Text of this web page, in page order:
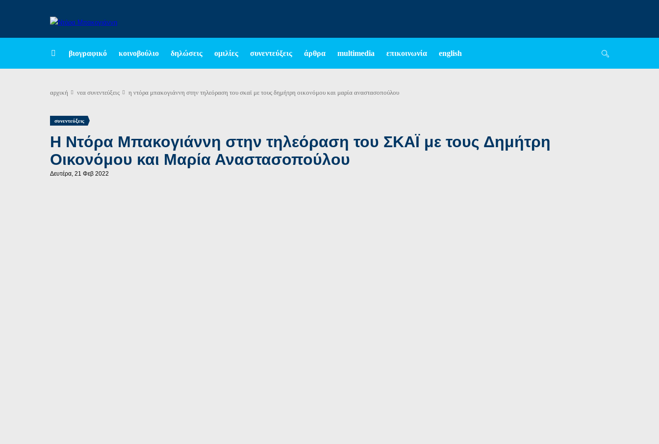
βιογραφικό κοινοβούλιο δηλώσεις ομιλίες συνεντεύξεις άρθρα multimedia επικοινωνία english
αρχική νεα συνεντεύξεις η ντόρα μπακογιάννη στην τηλεόραση του σκαϊ με τους δημήτρη οικονόμου και μαρία αναστασοπούλου
συνεντεύξεις
Η Ντόρα Μπακογιάννη στην τηλεόραση του ΣΚΑΪ με τους Δημήτρη
Οικονόμου και Μαρία Αναστασοπούλου
Δευτέρα, 21 Φεβ 2022